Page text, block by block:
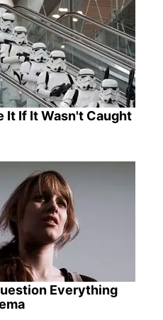
It If It Wasn't Caught
Everything